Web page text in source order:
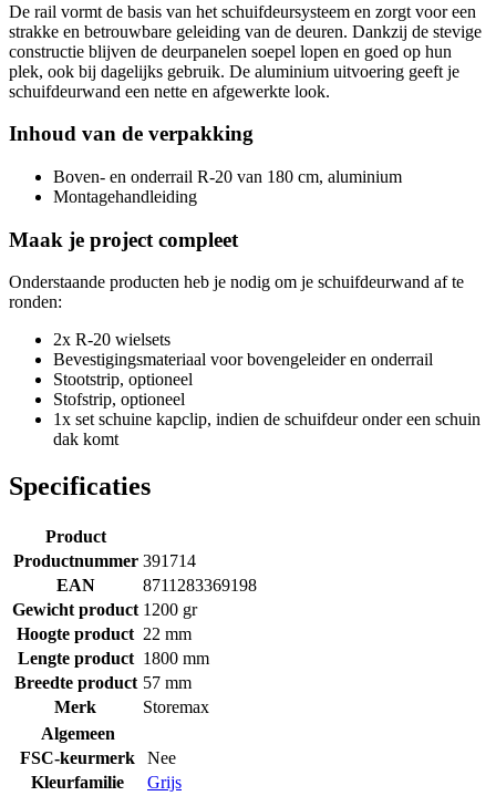
De rail vormt de basis van het schuifdeursysteem en zorgt voor een
strakke en betrouwbare geleiding van de deuren. Dankzij de stevige
constructie blijven de deurpanelen soepel lopen en goed op hun
plek, ook bij dagelijks gebruik. De aluminium uitvoering geeft je
schuifdeurwand een nette en afgewerkte look.
Inhoud van de verpakking
Boven- en onderrail R-20 van 180 cm, aluminium
Montagehandleiding
Maak je project compleet
Onderstaande producten heb je nodig om je schuifdeurwand af te
ronden:
2x R-20 wielsets
Bevestigingsmateriaal voor bovengeleider en onderrail
Stootstrip, optioneel
Stofstrip, optioneel
1x set schuine kapclip, indien de schuifdeur onder een schuin
dak komt
Specificaties
Product
Productnummer 391714
EAN
8711283369198
Gewicht product 1200 gr
Hoogte product 22 mm
Lengte product 1800 mm
Breedte product 57 mm
Merk
Storemax
Algemeen
FSC-keurmerk
Nee
Kleurfamilie
Grijs